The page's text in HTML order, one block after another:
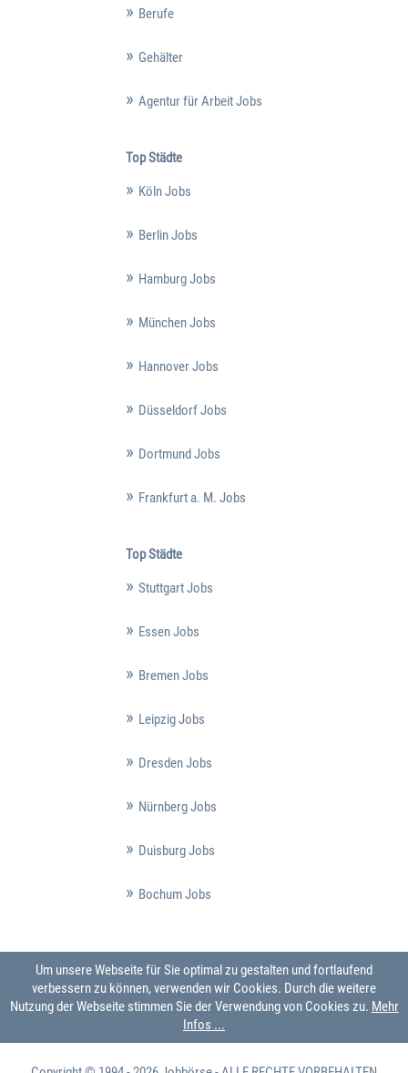
Berufe
Gehälter
Agentur für Arbeit Jobs
Top Städte
Köln Jobs
Berlin Jobs
Hamburg Jobs
München Jobs
Hannover Jobs
Düsseldorf Jobs
Dortmund Jobs
Frankfurt a. M. Jobs
Top Städte
Stuttgart Jobs
Essen Jobs
Bremen Jobs
Leipzig Jobs
Dresden Jobs
Nürnberg Jobs
Duisburg Jobs
Bochum Jobs
Um unsere Webseite für Sie optimal zu gestalten und fortlaufend
verbessern zu können, verwenden wir Cookies. Durch die weitere
Nutzung der Webseite stimmen Sie der Verwendung von Cookies zu. Mehr
Infos ...